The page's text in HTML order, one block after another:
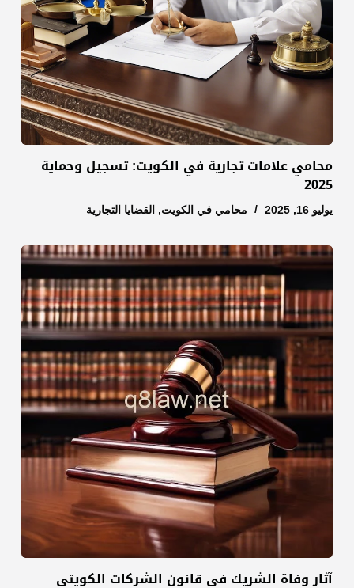
محامي علامات تجارية في الكويت: تسجيل وحماية
2025
يوليو 16, 2025 محامي في الكويت, القضايا التجارية
آثار وفاة الشريك في قانون الشركات الكويتي